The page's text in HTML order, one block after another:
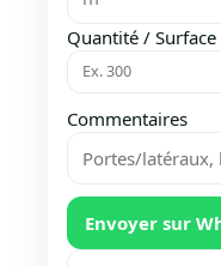
Quantité / Surface
Commentaires
Envoyer sur